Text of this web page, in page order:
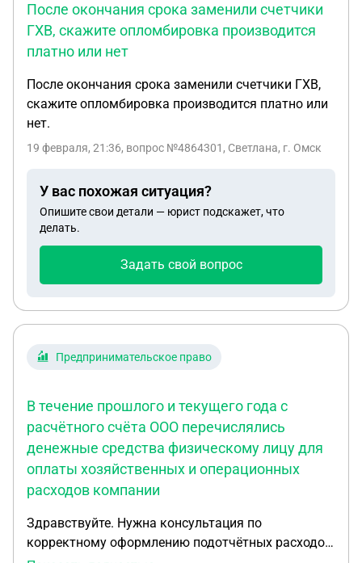
После окончания срока заменили счетчики
ГХВ, скажите опломбировка производится
платно или нет
После окончания срока заменили счетчики ГХВ,
скажите опломбировка производится платно или
нет.
19 февраля, 21:36, вопрос №4864301, Светлана, г. Омск
У вас похожая ситуация?
Опишите свои детали — юрист подскажет, что
делать.
Задать свой вопрос
Предпринимательское право
В течение прошлого и текущего года с
расчётного счёта ООО перечислялись
денежные средства физическому лицу для
оплаты хозяйственных и операционных
расходов компании
Здравствуйте. Нужна консультация по
корректному оформлению подотчётных расходов.